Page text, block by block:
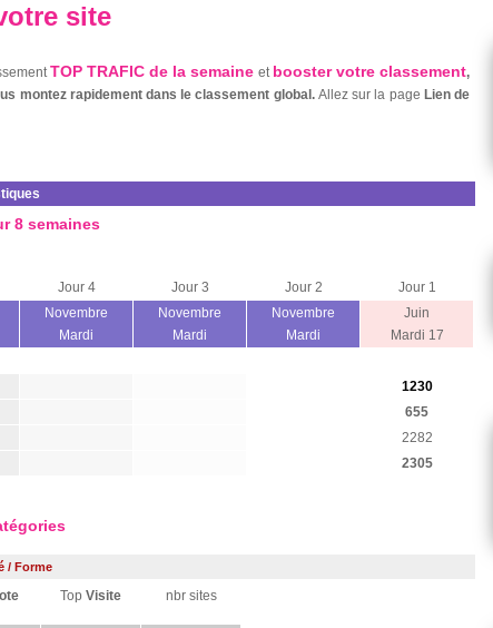
site
TOP TRAFIC de la semaine et booster votre classement,
montez rapidement dans le classement global. Allez sur la page Lien de
8 semaines
Jour 4 Jour 3 Jour 2
Jour 1
Novembre
Mardi
Novembre
Mardi
Novembre
Mardi
Juin
Mardi 17
1230
655
2282
2305
/ Forme
Top Visite nbr sites